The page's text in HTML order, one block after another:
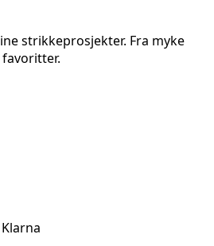
strikkeprosjekter. Fra myke
Klarna